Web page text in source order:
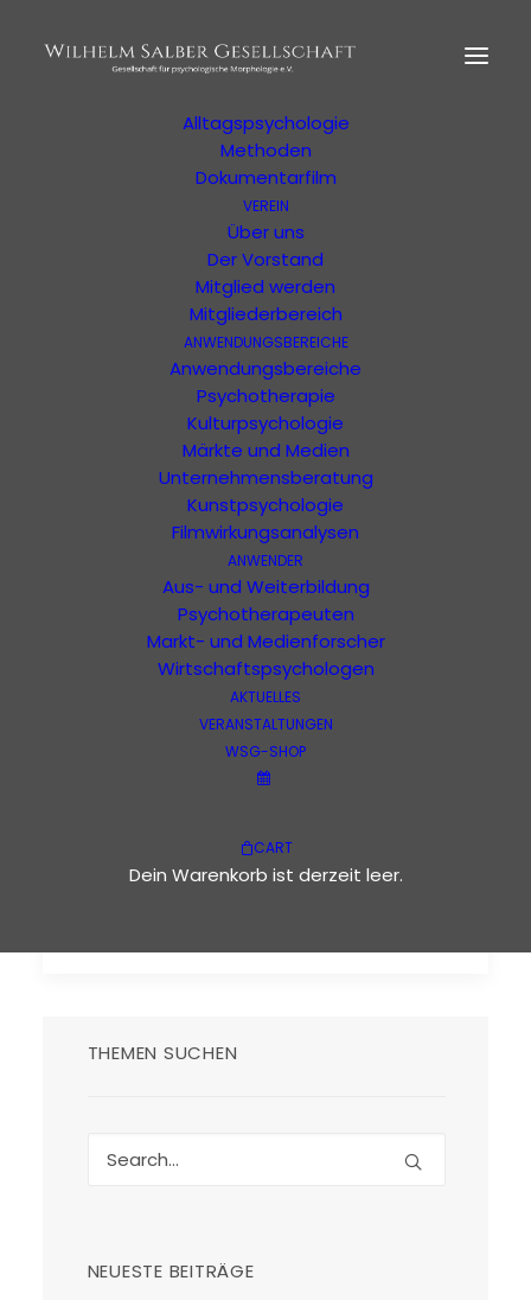
MORPHOLOGIE
Der Begründer
Alltagspsychologie
Methoden
Dokumentarfilm
VEREIN
Über uns
Der Vorstand
Mitglied werden
Mitgliederbereich
ANWENDUNGSBEREICHE
Anwendungsbereiche
Psychotherapie
Kulturpsychologie
Märkte und Medien
Unternehmensberatung
Kunstpsychologie
Filmwirkungsanalysen
ANWENDER
Aus- und Weiterbildung
Psychotherapeuten
Markt- und Medienforscher
Wirtschaftspsychologen
AKTUELLES
VERANSTALTUNGEN
WSG-SHOP
CART
Dein Warenkorb ist derzeit leer.
Eine Veranstaltung der WSG oder von
unterstützten Organisationen
Drosselbart
Mit Märchen die Wirklichkeit
Wirklichkeit zu erfassen. In der
morphologischen Psychologie…
THEMEN SUCHEN
NEUESTE BEITRÄGE